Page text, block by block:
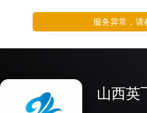
山西英
服务异常，请